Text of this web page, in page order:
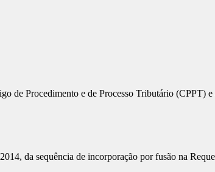
de Procedimento e de Processo Tributário (CPPT)
da sequência de incorporação por fusão na